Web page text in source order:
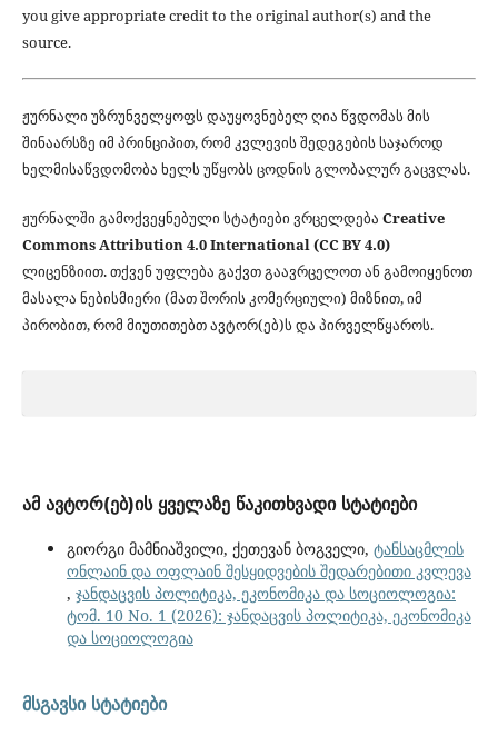
you give appropriate credit to the original author(s) and the
source.
ჟურნალი უზრუნველყოფს დაუყოვნებელ ღია წვდომას მის
შინაარსზე იმ პრინციპით, რომ კვლევის შედეგების საჯაროდ
ხელმისაწვდომობა ხელს უწყობს ცოდნის გლობალურ გაცვლას.
ჟურნალში გამოქვეყნებული სტატიები ვრცელდება Creative
Commons Attribution 4.0 International (CC BY 4.0)
ლიცენზიით. თქვენ უფლება გაქვთ გაავრცელოთ ან გამოიყენოთ
მასალა ნებისმიერი (მათ შორის კომერციული) მიზნით, იმ
პირობით, რომ მიუთითებთ ავტორ(ებ)ს და პირველწყაროს.
ამ ავტორ(ებ)ის ყველაზე წაკითხვადი სტატიები
გიორგი მამნიაშვილი, ქეთევან ბოგველი, ტანსაცმლის
ონლაინ და ოფლაინ შესყიდვების შედარებითი კვლევა
, ჯანდაცვის პოლიტიკა, ეკონომიკა და სოციოლოგია:
ტომ. 10 No. 1 (2026): ჯანდაცვის პოლიტიკა, ეკონომიკა
და სოციოლოგია
მსგავსი სტატიები